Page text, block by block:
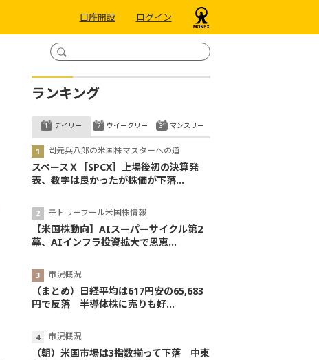
口座開設 ログイン
ランキング
デイリー
岡元兵八郎の米国株マスターへの道
スペースＸ［SPCX］上場後初の決算発
表、数字は良かったが株価が下落...
モトリーフール米国株情報
【米国株動向】AIスーパーサイクル第2
幕、AIインフラ投資拡大で恩恵...
市況概況
（まとめ）日経平均は617円安の65,683
円で反落 半導体株に売りも好...
市況概況
（朝）米国市場は3指数揃って下落 中東
ウイークリー マンスリー